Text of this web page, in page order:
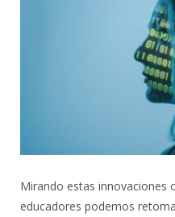
Mirando estas innovaciones
educadores podemos